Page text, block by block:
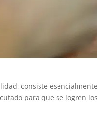
consiste
para que se logren